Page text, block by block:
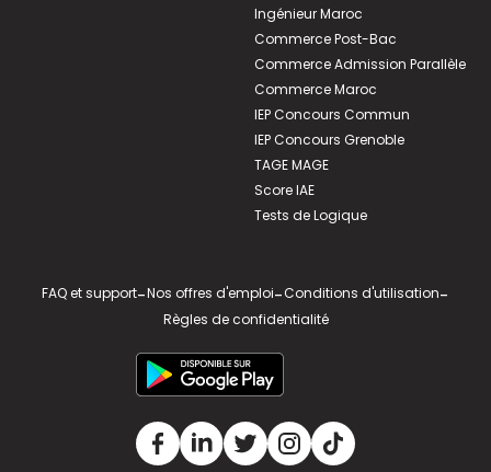
Ingénieur Maroc
Commerce Post-Bac
Commerce Admission Parallèle
Commerce Maroc
IEP Concours Commun
IEP Concours Grenoble
TAGE MAGE
Score IAE
Tests de Logique
FAQ et support-Nos offres d'emploi-Conditions d'utilisation-
Règles de confidentialité